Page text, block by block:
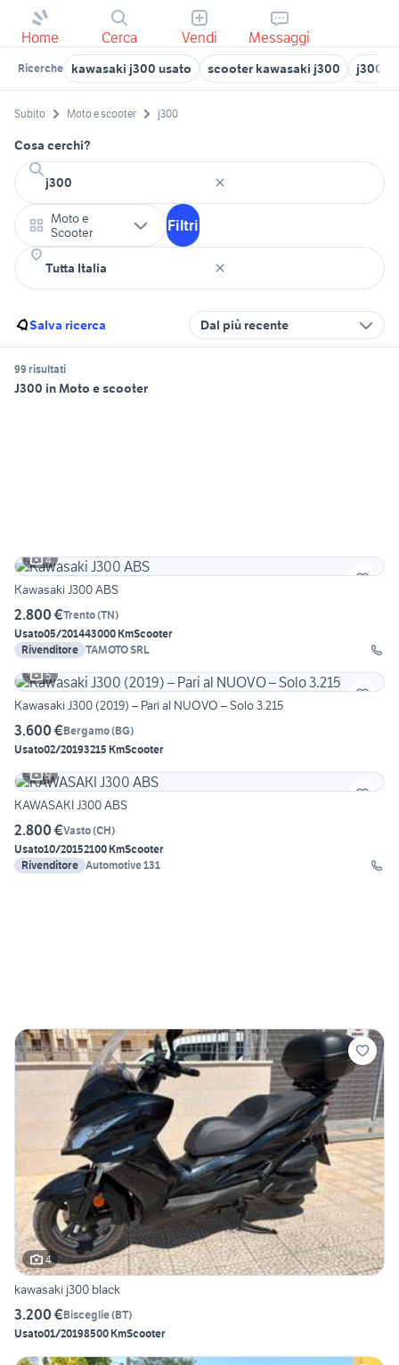
Home Cerca Vendi Messaggi
Ricerche kawasaki j300 usato scooter kawasaki j300 j300
Subito Moto e scooter j300
Cosa cerchi?
Moto e
Scooter
Filtri
Salva ricerca Dal più recente
99 risultati
J300 in Moto e scooter
4
Kawasaki J300 ABS
2.800 €Trento(TN)
Usato05/201443000 KmScooter
Rivenditore TAMOTO SRL
5
Kawasaki J300 (2019) – Pari al NUOVO – Solo 3.215
3.600 €Bergamo(BG)
Usato02/20193215 KmScooter
9
KAWASAKI J300 ABS
2.800 €Vasto(CH)
Usato10/20152100 KmScooter
Rivenditore Automotive 131
4
kawasaki j300 black
3.200 €Bisceglie(BT)
Usato01/20198500 KmScooter